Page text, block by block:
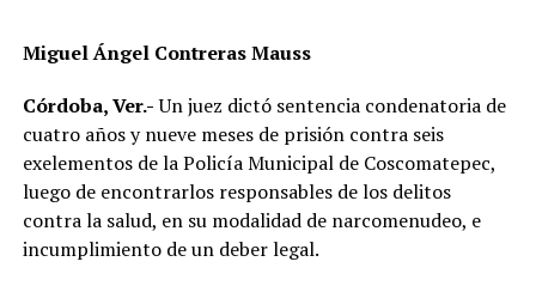
conocimiento del accidente, realizar el peritaje
correspondiente y deslindar responsabilidades.
Las autoridades no descartaron que las condiciones del
clima hayan influido en el percance, ya que durante la
tarde se registraron lluvias que dejaron el pavimento
mojado y con menor adherencia.
Miguel Ángel Contreras Mauss
Córdoba, Ver.-Un juez dictó sentencia condenatoria de
cuatro años y nueve meses de prisión contra seis
exelementos de la Policía Municipal de Coscomatepec,
luego de encontrarlos responsables de los delitos
contra la salud, en su modalidad de narcomenudeo, e
incumplimiento de un deber legal.